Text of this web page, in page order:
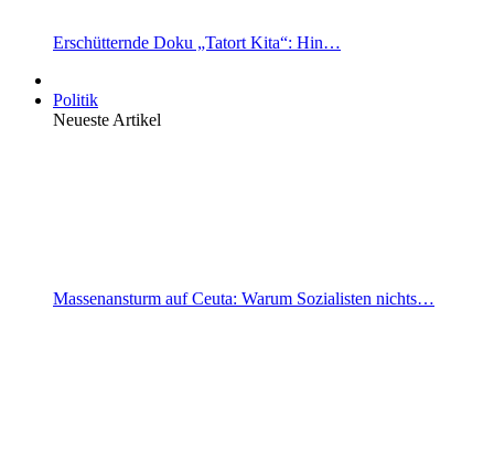
Erschütternde Doku „Tatort Kita“: Hin…
Politik
Neueste Artikel
Massenansturm auf Ceuta: Warum Sozialisten nichts…